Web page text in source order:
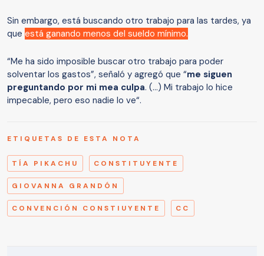
Sin embargo, está buscando otro trabajo para las tardes, ya
que está ganando menos del sueldo mínimo.
“Me ha sido imposible buscar otro trabajo para poder
solventar los gastos”, señaló y agregó que “me siguen
preguntando por mi mea culpa. (…) Mi trabajo lo hice
impecable, pero eso nadie lo ve“.
ETIQUETAS DE ESTA NOTA
TÍA PIKACHU CONSTITUYENTE
GIOVANNA GRANDÓN
CONVENCIÓN CONSTIUYENTE CC